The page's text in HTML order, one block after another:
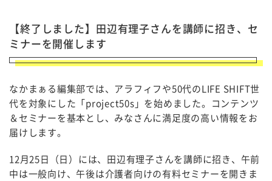
【終了しました】田辺有理子さんを講師に招き、セ
ミナーを開催します
なかまぁる編集部では、アラフィフや50代のLIFE SHIFT世
代を対象にした「project50s」を始めました。コンテンツ
＆セミナーを基本とし、みなさんに満足度の高い情報をお
届けします。
12月25日（日）には、田辺有理子さんを講師に招き、午前
中は一般向け、午後は介護者向けの有料セミナーを開きま